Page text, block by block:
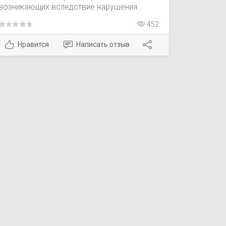
вследствие нарушения
кровоснабжения.
452
Нравится Написать отзыв